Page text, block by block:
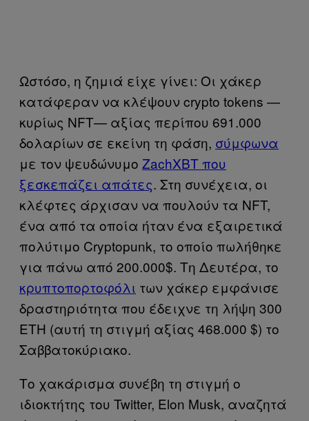
Ωστόσο, η ζημιά είχε γίνει: Οι χάκερ
κατάφεραν να κλέψουν crypto tokens —
κυρίως NFT— αξίας περίπου 691.000
δολαρίων σε εκείνη τη φάση, σύμφωνα
με τον ψευδώνυμο ZachXBT που
ξεσκεπάζει απάτες. Στη συνέχεια, οι
κλέφτες άρχισαν να πουλούν τα NFT,
ένα από τα οποία ήταν ένα εξαιρετικά
πολύτιμο Cryptopunk, το οποίο πωλήθηκε
για πάνω από 200.000$. Τη Δευτέρα, το
κρυπτοπορτοφόλι των χάκερ εμφάνισε
δραστηριότητα που έδειχνε τη λήψη 300
ETH (αυτή τη στιγμή αξίας 468.000 $) το
Σαββατοκύριακο.
Το χακάρισμα συνέβη τη στιγμή ο
ιδιοκτήτης του Twitter, Elon Musk, αναζητά